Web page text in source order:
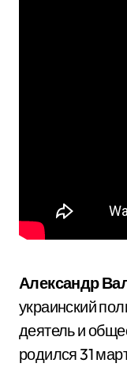
Александр
украинский
деятель и
родился 31